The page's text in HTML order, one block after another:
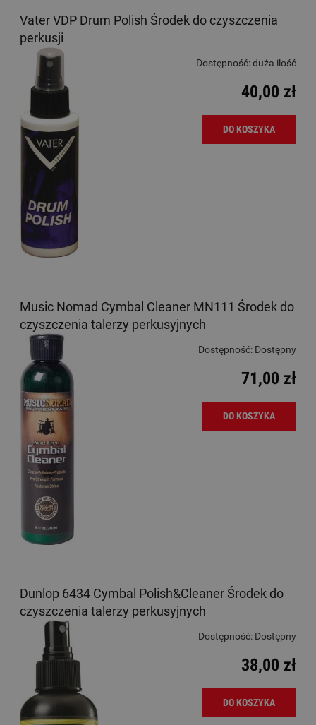
Vater VDP Drum Polish Środek do czyszczenia
perkusji
Dostępność:duża ilość
40,00 zł
DO KOSZYKA
Music Nomad Cymbal Cleaner MN111 Środek do
czyszczenia talerzy perkusyjnych
Dostępność: Dostępny
71,00 zł
DO KOSZYKA
Dunlop 6434 Cymbal Polish&Cleaner Środek do
czyszczenia talerzy perkusyjnych
Dostępność: Dostępny
38,00 zł
DO KOSZYKA